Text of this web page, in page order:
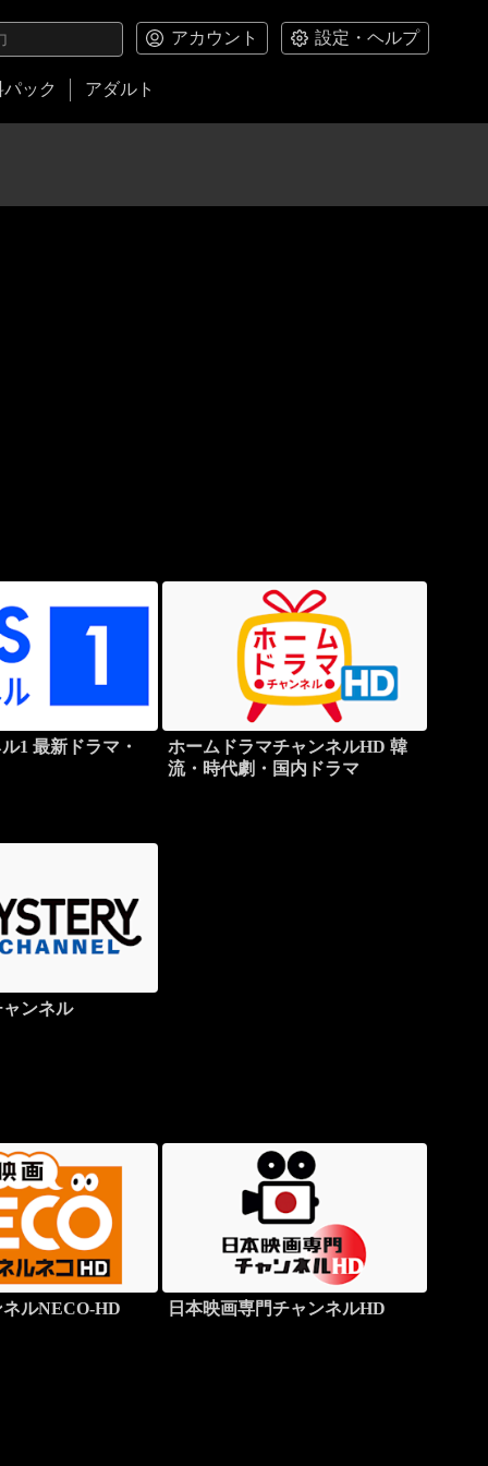
アカウント 設定・ヘルプ
ック アダルト
1 最新ドラマ・
ホームドラマチャンネルHD 韓
流・時代劇・国内ドラマ
ンネル
ルNECO-HD 日本映画専門チャンネルHD